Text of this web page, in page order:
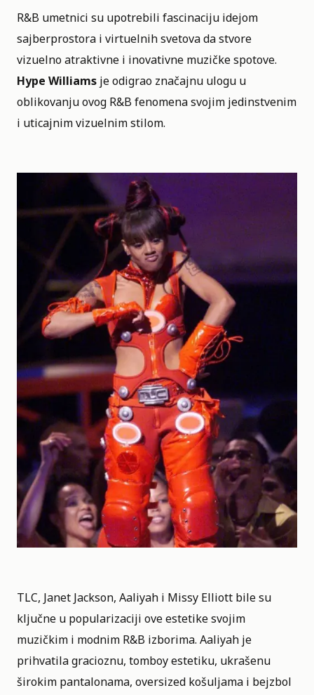
R&B umetnici su upotrebili fascinaciju idejom
sajberprostora i virtuelnih svetova da stvore
vizuelno atraktivne i inovativne muzičke spotove.
Hype Williams je odigrao značajnu ulogu u
oblikovanju ovog R&B fenomena svojim jedinstvenim
i uticajnim vizuelnim stilom.
TLC, Janet Jackson, Aaliyah i Missy Elliott bile su
ključne u popularizaciji ove estetike svojim
muzičkim i modnim R&B izborima. Aaliyah je
prihvatila gracioznu, tomboy estetiku, ukrašenu
širokim pantalonama, oversized košuljama i bejzbol